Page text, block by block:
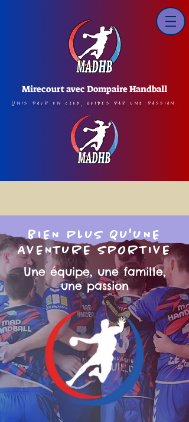
Mirecourt avec Dompaire Handball
Unis pour un club, guidés par une passion
BIEN PLUS QU'UNE
AVENTURE SPORTIVE
Une équipe, une famille,
une passion